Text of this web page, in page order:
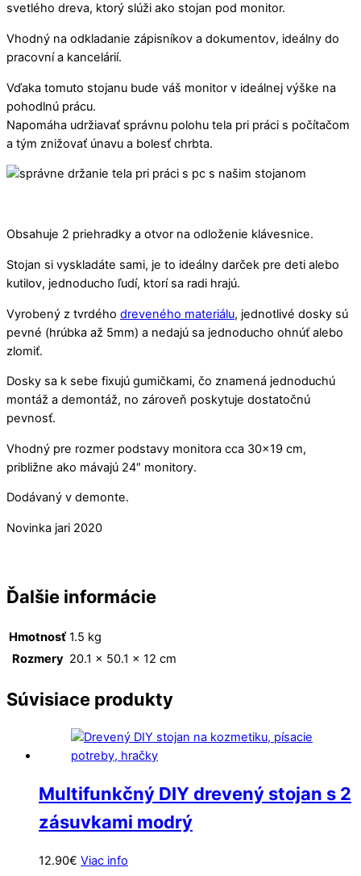
svetlého dreva, ktorý slúži ako stojan pod monitor.
Vhodný na odkladanie zápisníkov a dokumentov, ideálny do
pracovní a kancelárií.
Vďaka tomuto stojanu bude váš monitor v ideálnej výške na
pohodlnú prácu.
Napomáha udržiavať správnu polohu tela pri práci s počítačom
a tým znižovať únavu a bolesť chrbta.
Obsahuje 2 priehradky a otvor na odloženie klávesnice.
Stojan si vyskladáte sami, je to ideálny darček pre deti alebo
kutilov, jednoducho ľudí, ktorí sa radi hrajú.
Vyrobený z tvrdého dreveného materiálu, jednotlivé dosky sú
pevné (hrúbka až 5mm) a nedajú sa jednoducho ohnúť alebo
zlomiť.
Dosky sa k sebe fixujú gumičkami, čo znamená jednoduchú
montáž a demontáž, no zároveň poskytuje dostatočnú
pevnosť.
Vhodný pre rozmer podstavy monitora cca 30×19 cm,
približne ako mávajú 24″ monitory.
Dodávaný v demonte.
Novinka jari 2020
Ďalšie informácie
Hmotnosť 1.5 kg
Rozmery 20.1 × 50.1 × 12 cm
Súvisiace produkty
Multifunkčný DIY drevený stojan s 2
zásuvkami modrý
12.90€ Viac info